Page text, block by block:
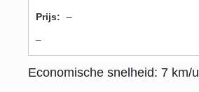
–
–
Economische snelheid: 7 km/u